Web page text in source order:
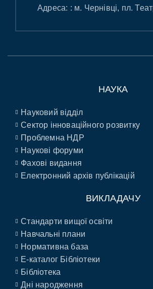
Адреса: : м. Чернівці, пл.
НАУКА
Науковий відділ
Сектор інноваційного розвитку
Проблемна НДР
Наукові форуми
Фахові видання
Електронний архів публікацій
ВИКЛАДАЧУ
Стандарти вищої освіти
Навчальні плани
Нормативна база
E-каталог Бібліотеки
Бібліотека
Дні народження